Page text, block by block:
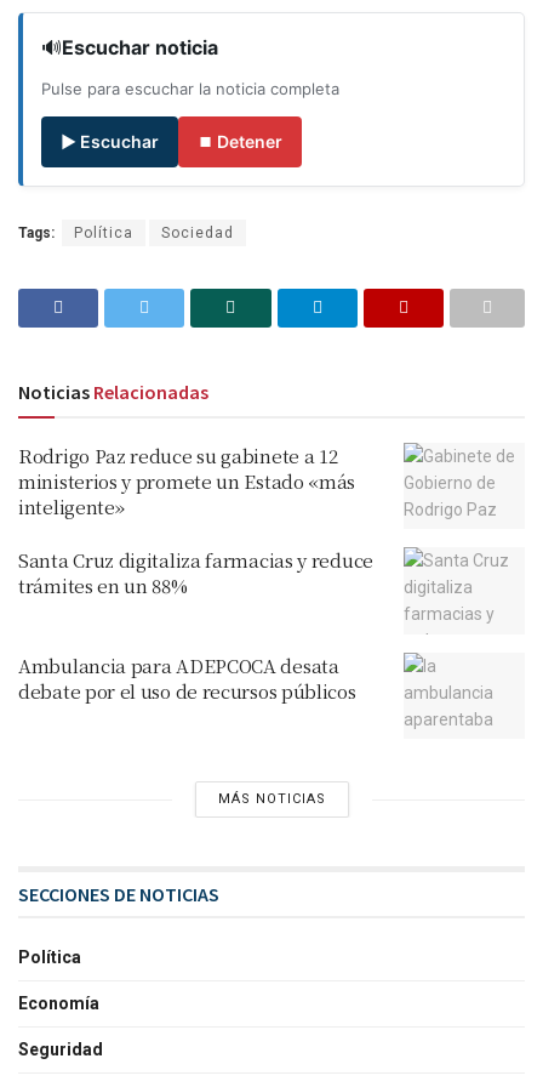
🔊Escuchar noticia
Pulse para escuchar la noticia completa
▶ Escuchar ⏹ Detener
Tags: Política Sociedad
Noticias Relacionadas
Rodrigo Paz reduce su gabinete a 12
ministerios y promete un Estado «más
inteligente»
Santa Cruz digitaliza farmacias y reduce
trámites en un 88%
Ambulancia para ADEPCOCA desata
debate por el uso de recursos públicos
MÁS NOTICIAS
SECCIONES DE NOTICIAS
Política
Economía
Seguridad